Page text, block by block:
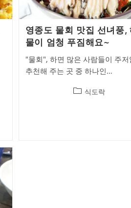
영종도 물회 맛집 선녀풍,
물이 엄청 푸짐해요~
"물회", 하면 많은 사람들이 주저
추천해 주는 곳 중 하나인…
Post식도락